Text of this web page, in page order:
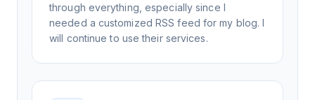
through everything, especially since I
needed a customized RSS feed for my blog. I
will continue to use their services.